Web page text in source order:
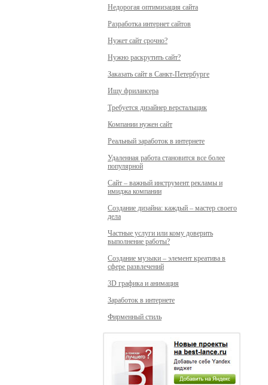
Недорогая оптимизация сайта
Разработка интернет сайтов
Нужет сайт срочно?
Нужно раскрутить сайт?
Заказать сайт в Санкт-Петербурге
Ищу фрилансера
Требуется дизайнер верстальщик
Компании нужен сайт
Реальный заработок в интернете
Удаленная работа становится все более
популярной
Сайт – важный инструмент рекламы и
имиджа компании
Создание дизайна: каждый – мастер своего
дела
Частные услуги или кому доверить
выполнение работы?
Создание музыки – элемент креатива в
сфере развлечений
3D графика и анимация
Заработок в интернете
Фирменный стиль